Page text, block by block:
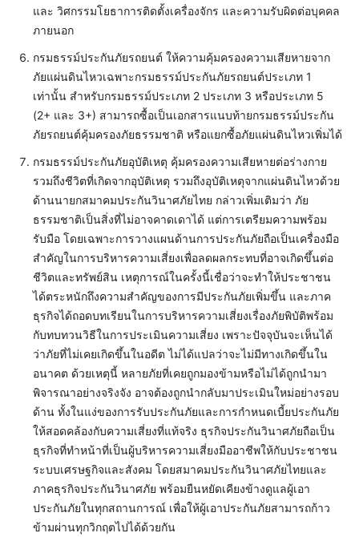
และ วิศกรรมโยธาการติดตั้งเครื่องจักร และความรับผิดต่อบุคคล
ภายนอก
กรมธรรม์ประกันภัยรถยนต์ ให้ความคุ้มครองความเสียหายจาก
ภัยแผ่นดินไหวเฉพาะกรมธรรม์ประกันภัยรถยนต์ประเภท 1
เท่านั้น สำหรับกรมธรรม์ประเภท 2 ประเภท 3 หรือประเภท 5
(2+ และ 3+) สามารถซื้อเป็นเอกสารแนบท้ายกรมธรรม์ประกัน
ภัยรถยนต์คุ้มครองภัยธรรมชาติ หรือแยกซื้อภัยแผ่นดินไหวเพิ่มได้
กรมธรรม์ประกันภัยอุบัติเหตุ คุ้มครองความเสียหายต่อร่างกาย
รวมถึงชีวิตที่เกิดจากอุบัติเหตุ รวมถึงอุบัติเหตุจากแผ่นดินไหวด้วย
ด้านนายกสมาคมประกันวินาศภัยไทย กล่าวเพิ่มเติมว่า ภัย
ธรรมชาติเป็นสิ่งที่ไม่อาจคาดเดาได้ แต่การเตรียมความพร้อม
รับมือ โดยเฉพาะการวางแผนด้านการประกันภัยถือเป็นเครื่องมือ
สำคัญในการบริหารความเสี่ยงเพื่อลดผลกระทบที่อาจเกิดขึ้นต่อ
ชีวิตและทรัพย์สิน เหตุการณ์ในครั้งนี้เชื่อว่าจะทำให้ประชาชน
ได้ตระหนักถึงความสำคัญของการมีประกันภัยเพิ่มขึ้น และภาค
ธุรกิจได้ถอดบทเรียนในการบริหารความเสี่ยงเรื่องภัยพิบัติพร้อม
กับทบทวนวิธีในการประเมินความเสี่ยง เพราะปัจจุบันจะเห็นได้
ว่าภัยที่ไม่เคยเกิดขึ้นในอดีต ไม่ได้แปลว่าจะไม่มีทางเกิดขึ้นใน
อนาคต ด้วยเหตุนี้ หลายภัยที่เคยถูกมองข้ามหรือไม่ได้ถูกนำมา
พิจารณาอย่างจริงจัง อาจต้องถูกนำกลับมาประเมินใหม่อย่างรอบ
ด้าน ทั้งในแง่ของการรับประกันภัยและการกำหนดเบี้ยประกันภัย
ให้สอดคล้องกับความเสี่ยงที่แท้จริง ธุรกิจประกันวินาศภัยถือเป็น
ธุรกิจที่ทำหน้าที่เป็นผู้บริหารความเสี่ยงมืออาชีพให้กับประชาชน
ระบบเศรษฐกิจและสังคม โดยสมาคมประกันวินาศภัยไทยและ
ภาคธุรกิจประกันวินาศภัย พร้อมยืนหยัดเคียงข้างดูแลผู้เอา
ประกันภัยในทุกสถานการณ์ เพื่อให้ผู้เอาประกันภัยสามารถก้าว
ข้ามผ่านทุกวิกฤตไปได้ด้วยกัน